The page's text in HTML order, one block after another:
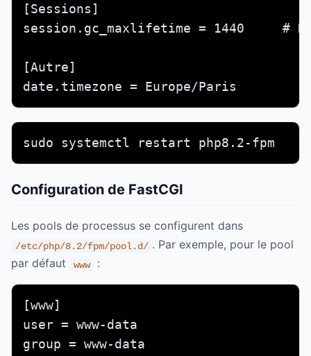
[Sessions]
session.gc_maxlifetime = 1440     #
[Autre]
date.timezone = Europe/Paris
sudo systemctl restart php8.2-fpm
Configuration de FastCGI
Les pools de processus se configurent dans
/etc/php/8.2/fpm/pool.d/ . Par exemple, pour le pool
par défaut
www :
[www]
user = www-data
group = www-data